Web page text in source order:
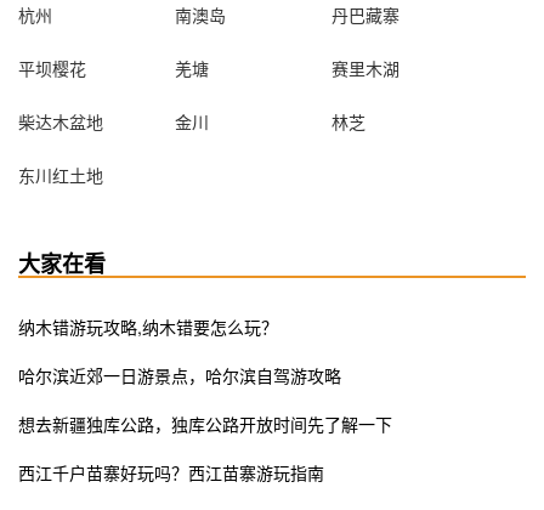
杭州 南澳岛 丹巴藏寨
平坝樱花 羌塘 赛里木湖
柴达木盆地 金川 林芝
东川红土地
大家在看
纳木错游玩攻略,纳木错要怎么玩？
哈尔滨近郊一日游景点，哈尔滨自驾游攻略
想去新疆独库公路，独库公路开放时间先了解一下
西江千户苗寨好玩吗？西江苗寨游玩指南